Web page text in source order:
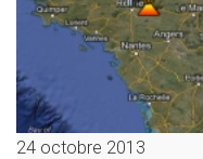
24 octobre 2013